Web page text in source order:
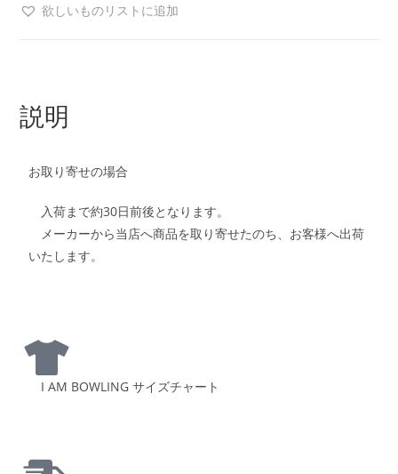
欲しいものリストに追加
説明
お取り寄せの場合
入荷まで約30日前後となります。
メーカーから当店へ商品を取り寄せたのち、お客様へ出荷
いたします。
I AM BOWLING サイズチャート